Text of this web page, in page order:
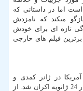
اما در داستانی که
میکند که نامزدش
تازه ای برای خودش
فیلم های خارجی
در ژانر کمدی و
است که در 24 ژانویه اکران شد. از